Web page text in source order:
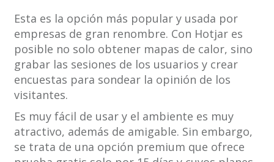
Esta es la opción más popular y usada por
empresas de gran renombre. Con Hotjar es
posible no solo obtener mapas de calor, sino
grabar las sesiones de los usuarios y crear
encuestas para sondear la opinión de los
visitantes.
Es muy fácil de usar y el ambiente es muy
atractivo, además de amigable. Sin embargo,
se trata de una opción premium que ofrece